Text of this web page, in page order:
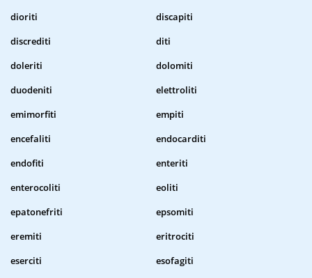
dioriti
discapiti
discrediti
diti
doleriti
dolomiti
duodeniti
elettroliti
emimorfiti
empiti
encefaliti
endocarditi
endofiti
enteriti
enterocoliti
eoliti
epatonefriti
epsomiti
eremiti
eritrociti
eserciti
esofagiti